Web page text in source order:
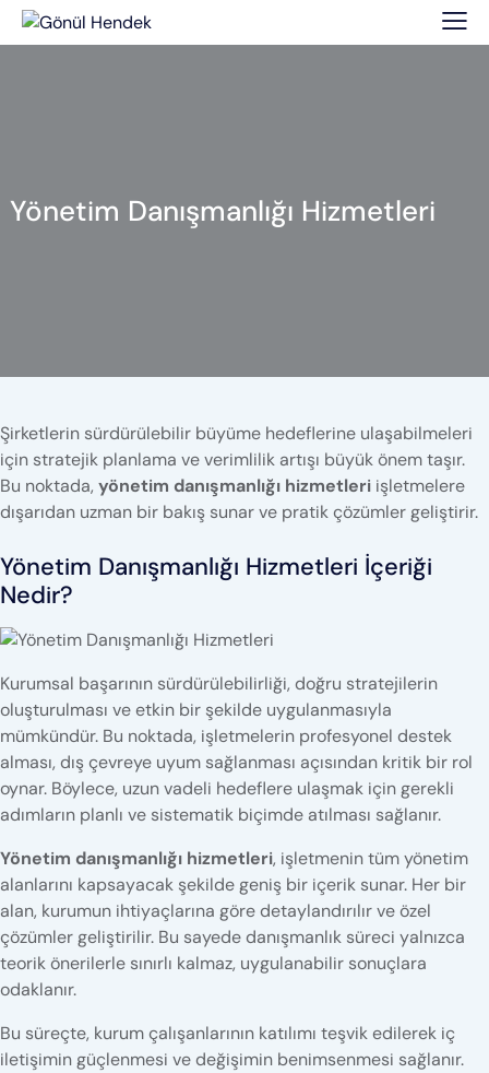
Yönetim Danışmanlığı Hizmetleri
Şirketlerin sürdürülebilir büyüme hedeflerine ulaşabilmeleri
için stratejik planlama ve verimlilik artışı büyük önem taşır.
Bu noktada,yönetim danışmanlığı hizmetleri işletmelere
dışarıdan uzman bir bakış sunar ve pratik çözümler geliştirir.
Yönetim Danışmanlığı Hizmetleri İçeriği
Nedir?
Kurumsal başarının sürdürülebilirliği, doğru stratejilerin
oluşturulması ve etkin bir şekilde uygulanmasıyla
mümkündür. Bu noktada, işletmelerin profesyonel destek
alması, dış çevreye uyum sağlanması açısından kritik bir rol
oynar. Böylece, uzun vadeli hedeflere ulaşmak için gerekli
adımların planlı ve sistematik biçimde atılması sağlanır.
Yönetim danışmanlığı hizmetleri, işletmenin tüm yönetim
alanlarını kapsayacak şekilde geniş bir içerik sunar. Her bir
alan, kurumun ihtiyaçlarına göre detaylandırılır ve özel
çözümler geliştirilir. Bu sayede danışmanlık süreci yalnızca
teorik önerilerle sınırlı kalmaz, uygulanabilir sonuçlara
odaklanır.
Bu süreçte, kurum çalışanlarının katılımı teşvik edilerek iç
iletişimin güçlenmesi ve değişimin benimsenmesi sağlanır.